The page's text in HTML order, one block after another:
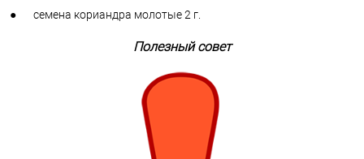
● семена кориандра молотые 2 г.
Полезный совет